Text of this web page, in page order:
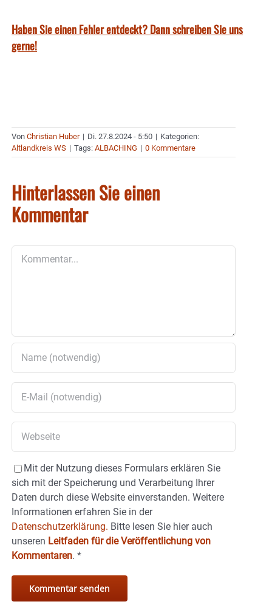
Haben Sie einen Fehler entdeckt? Dann schreiben Sie uns
gerne!
Von Christian Huber | Di. 27.8.2024 - 5:50 | Kategorien:
Altlandkreis WS | Tags: ALBACHING | 0 Kommentare
Hinterlassen Sie einen
Kommentar
Mit der Nutzung dieses Formulars erklären Sie
sich mit der Speicherung und Verarbeitung Ihrer
Daten durch diese Website einverstanden. Weitere
Informationen erfahren Sie in der
Datenschutzerklärung. Bitte lesen Sie hier auch
unseren Leitfaden für die Veröffentlichung von
Kommentaren. *